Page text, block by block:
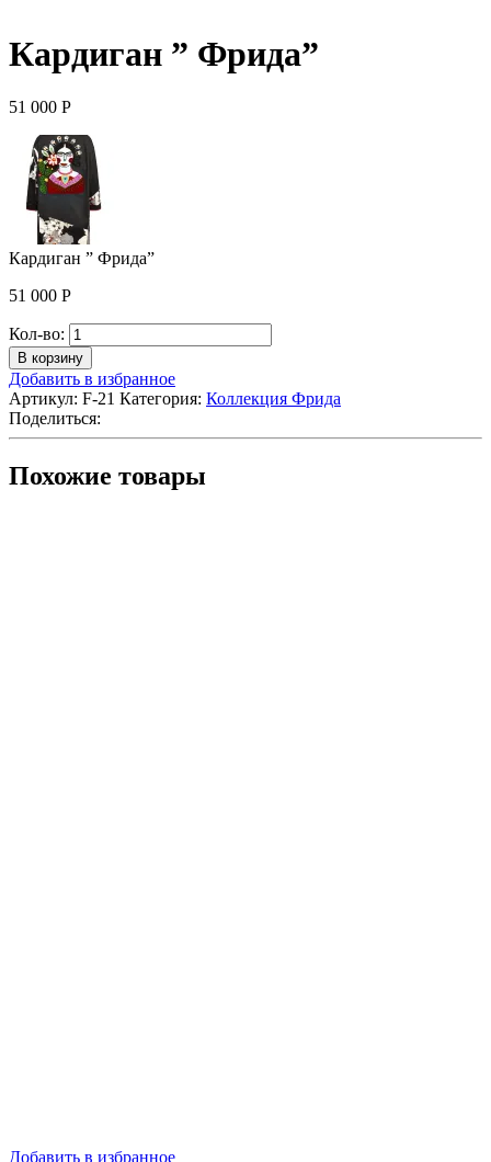
Кардиган ” Фрида”
51 000 Р
Кардиган ” Фрида”
51 000 Р
Кол-во: Количество
Кардиган
"
Фрида"
В корзину
Добавить в избранное
Артикул: F-21 Категория: Коллекция Фрида
Поделиться:
Похожие товары
Добавить в избранное